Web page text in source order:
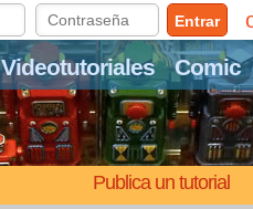
Videotutoriales Comic
Publica un tutorial
Entrar